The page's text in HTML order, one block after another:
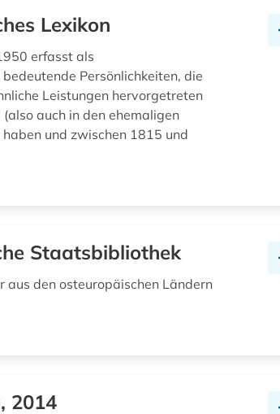
Lexikon
erfasst als
Persönlichkeiten, die
Leistungen hervorgetreten
auch in den ehemaligen
und zwischen 1815 und
Staatsbibliothek
den osteuropäischen Ländern
2014